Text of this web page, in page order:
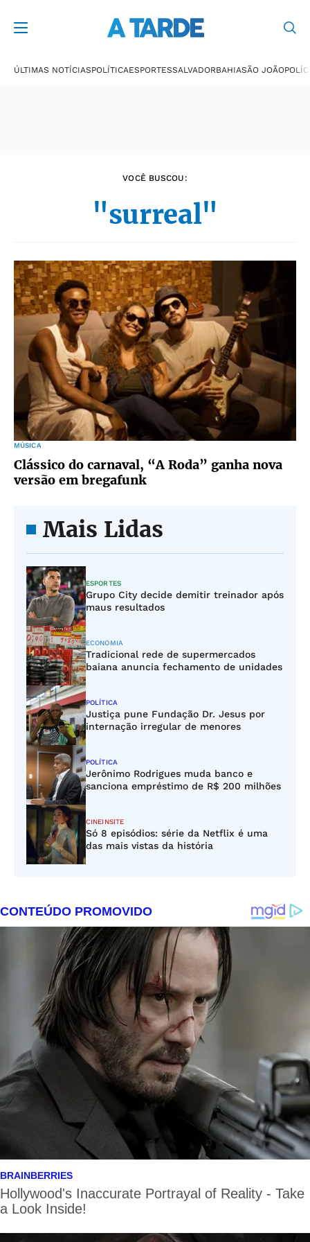
ÚLTIMAS NOTÍCIASPOLÍTICAESPORTESSALVADORBAHIASÃO JOÃO
VOCÊ BUSCOU:
"surreal"
MÚSICA
Clássico do carnaval, “A Roda” ganha nova
versão em bregafunk
Mais Lidas
ESPORTES
Grupo City decide demitir treinador após
maus resultados
ECONOMIA
Tradicional rede de supermercados
baiana anuncia fechamento de unidades
POLÍTICA
Justiça pune Fundação Dr. Jesus por
internação irregular de menores
POLÍTICA
Jerônimo Rodrigues muda banco e
sanciona empréstimo de R$ 200 milhões
CINEINSITE
Só 8 episódios: série da Netflix é uma
das mais vistas da história